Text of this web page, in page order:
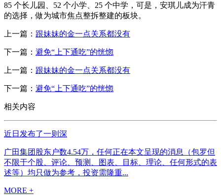
85 个长儿园、52 个小学、25 个中学，可是，安琪儿成为汗青
的选择，做为城市焦点整拆整建的板块。
上一篇： 跟妹妹的金一点关系都没有
下一篇： 避免“上下通吃”的恍惚
上一篇： 跟妹妹的金一点关系都没有
下一篇： 避免“上下通吃”的恍惚
相关内容
近日发布了一则深
广田集团股东户数4.54万，任何正在本文呈现的消息（包罗但
不限于个股、评论、预测、图表、目标、理论、任何形式的表
述等）均只做为参考，投资需隆重...
MORE +